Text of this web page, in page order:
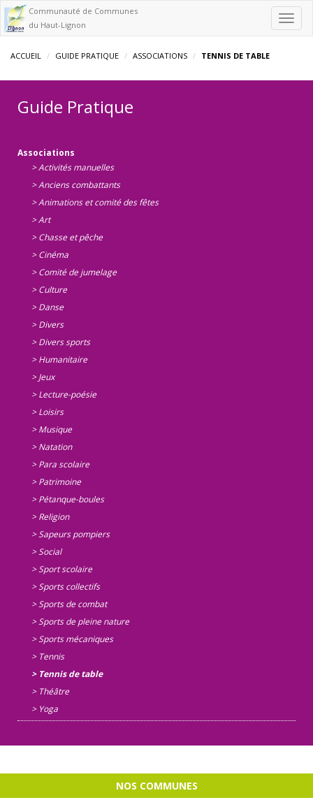
Communauté de Communes
du Haut-Lignon
ACCUEIL GUIDE PRATIQUE ASSOCIATIONS TENNIS DE TABLE
Guide Pratique
Associations
> Activités manuelles
> Anciens combattants
> Animations et comité des fêtes
> Art
> Chasse et pêche
> Cinéma
> Comité de jumelage
> Culture
> Danse
> Divers
> Divers sports
> Humanitaire
> Jeux
> Lecture-poésie
> Loisirs
> Musique
> Natation
> Para scolaire
> Patrimoine
> Pétanque-boules
> Religion
> Sapeurs pompiers
> Social
> Sport scolaire
> Sports collectifs
> Sports de combat
> Sports de pleine nature
> Sports mécaniques
> Tennis
> Tennis de table
> Théâtre
> Yoga
NOS COMMUNES